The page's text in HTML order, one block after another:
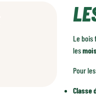
Le
les
Pour
Classe